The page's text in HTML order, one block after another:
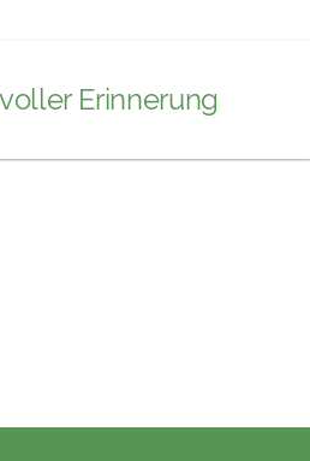
Erinnerung